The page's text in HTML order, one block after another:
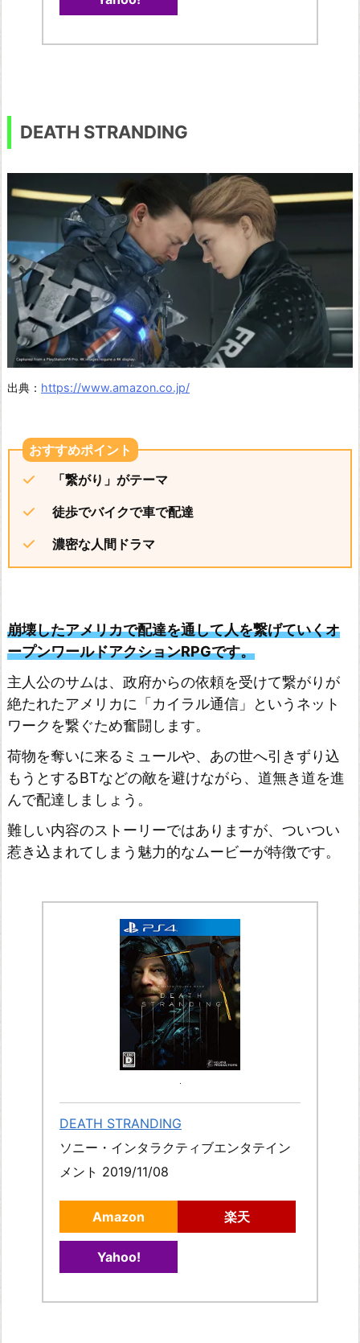
ト
I
O
A
Z
A
R
D
V
I
L
E
Z
T
L
a
s
t
f
U
s
DEATH STRANDING
出典： https://www.amazon.co.jp/
「繋がり」がテーマ
徒歩でバイクで車で配達
濃密な人間ドラマ
崩壊したアメリカで配達を通して人を繋げていくオ
ープンワールドアクションRPGです。
主人公のサムは、政府からの依頼を受けて繋がりが
絶たれたアメリカに「カイラル通信」というネット
ワークを繋ぐため奮闘します。
荷物を奪いに来るミュールや、あの世へ引きずり込
もうとするBTなどの敵を避けながら、道無き道を進
んで配達しましょう。
難しい内容のストーリーではありますが、ついつい
惹き込まれてしまう魅力的なムービーが特徴です。
DEATH STRANDING
ソニー・インタラクティブエンタテイン
メント 2019/11/08
Amazon 楽天
Yahoo!